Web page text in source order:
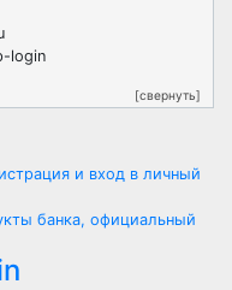
login
[свернуть]
и вход в личный
банка, официальный